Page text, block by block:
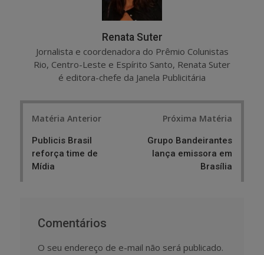
Renata Suter
Jornalista e coordenadora do Prêmio Colunistas
Rio, Centro-Leste e Espírito Santo, Renata Suter
é editora-chefe da Janela Publicitária
Matéria Anterior
Publicis Brasil
reforça time de
Mídia
Próxima Matéria
Grupo Bandeirantes
lança emissora em
Brasília
Comentários
O seu endereço de e-mail não será publicado.